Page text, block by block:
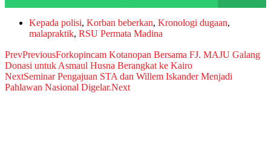
Kepada polisi, Korban beberkan, Kronologi dugaan,
malapraktik, RSU Permata Madina
PrevPreviousForkopincam Kotanopan Bersama FJ. MAJU Galang
Donasi untuk Asmaul Husna Berangkat ke Kairo
NextSeminar Pengajuan STA dan Willem Iskander Menjadi
Pahlawan Nasional Digelar.Next